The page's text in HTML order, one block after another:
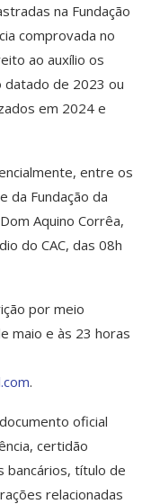
na Fundação
comprovada no
ao auxílio os
de 2023 ou
em 2024 e
entre os
da Fundação da
Aquino Corrêa,
do CAC, das 08h
por meio
maio e às 23 horas
.
oficial
certidão
bancários, título de
relacionadas